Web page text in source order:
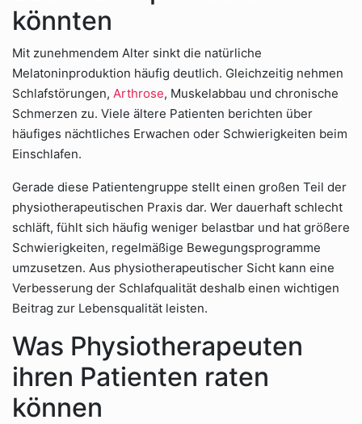
könnten
Mit zunehmendem Alter sinkt die natürliche
Melatoninproduktion häufig deutlich. Gleichzeitig nehmen
Schlafstörungen, Arthrose, Muskelabbau und chronische
Schmerzen zu. Viele ältere Patienten berichten über
häufiges nächtliches Erwachen oder Schwierigkeiten beim
Einschlafen.
Gerade diese Patientengruppe stellt einen großen Teil der
physiotherapeutischen Praxis dar. Wer dauerhaft schlecht
schläft, fühlt sich häufig weniger belastbar und hat größere
Schwierigkeiten, regelmäßige Bewegungsprogramme
umzusetzen. Aus physiotherapeutischer Sicht kann eine
Verbesserung der Schlafqualität deshalb einen wichtigen
Beitrag zur Lebensqualität leisten.
Was Physiotherapeuten
ihren Patienten raten
können